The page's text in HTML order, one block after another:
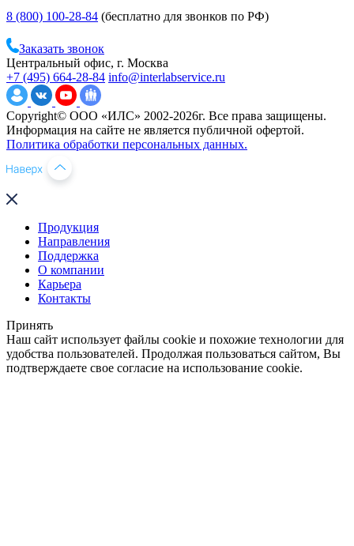
8 (800) 100-28-84 (бесплатно для звонков по РФ)
Заказать звонок
Центральный офис, г. Москва
+7 (495) 664-28-84 info@interlabservice.ru
Copyright© ООО «ИЛС» 2002-2026г. Все права защищены.
Информация на сайте не является публичной офертой.
Политика обработки персональных данных.
Продукция
Направления
Поддержка
О компании
Карьера
Контакты
Принять
Наш сайт использует файлы cookie и похожие технологии для
удобства пользователей. Продолжая пользоваться сайтом, Вы
подтверждаете свое согласие на использование cookie.